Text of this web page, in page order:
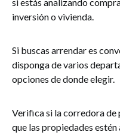
si estás analizando
inversión o vivienda.
Si buscas arrendar es
disponga de varios
opciones de donde elegir.
Verifica si la corredora de
que las propiedades